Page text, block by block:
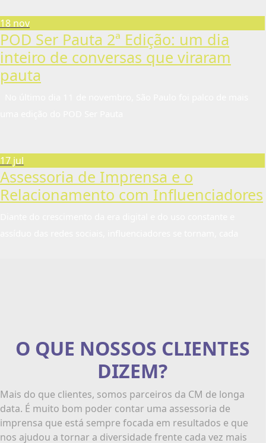
18 nov
POD Ser Pauta 2ª Edição: um dia
inteiro de conversas que viraram
pauta
17 jul
Assessoria de Imprensa e o
Relacionamento com Influenciadores
O QUE NOSSOS CLIENTES
DIZEM?
Mais do que clientes, somos parceiros da CM de longa
data. É muito bom poder contar uma assessoria de
imprensa que está sempre focada em resultados e que
nos ajudou a tornar a diversidade frente cada vez mais